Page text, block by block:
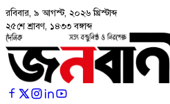
রবিবার, ৯ আগস্ট, ২০২৬ খ্রিস্টাব্দ
২৫শে শ্রাবণ, ১৪৩৩ বঙ্গাব্দ